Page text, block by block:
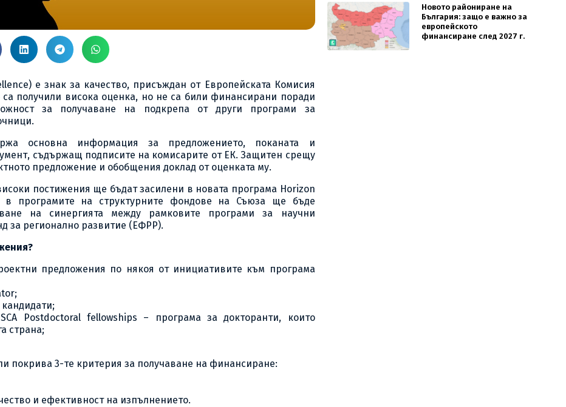
Новото райониране на
България: защо е важно за
европейското
финансиране след 2027 г.
е знак за качество, присъждан от Европейската Комисия
получили висока оценка, но не са били финансирани поради
за получаване на подкрепа от други програми за
основна информация за предложението, поканата и
съдържащ подписите на комисарите от ЕК. Защитен срещу
предложение и обобщения доклад от оценката му.
постижения ще бъдат засилени в новата програма Horizon
програмите на структурните фондове на Съюза ще бъде
на синергията между рамковите програми за научни
за регионално развитие (ЕФРР).
предложения по някоя от инициативите към програма
Postdoctoral fellowships – програма за докторанти, които
страна;
покрива 3-те критерия за получаване на финансиране:
и ефективност на изпълнението.